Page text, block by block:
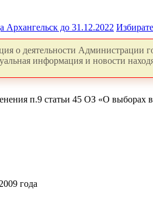
Архангельск до 31.12.2022
о деятельности Администрации
информация и новости
п.9 статьи 45 ОЗ «О выборах